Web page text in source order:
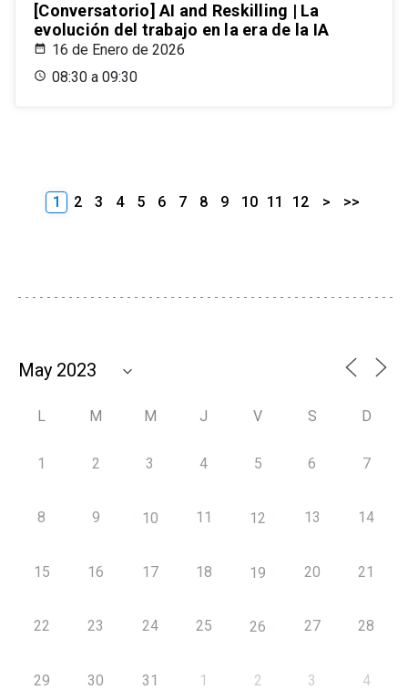
[Conversatorio] AI and Reskilling | La
evolución del trabajo en la era de la IA
16 de Enero de 2026
08:30 a 09:30
1 2 3 4 5 6 7 8 9 10 11 12 > >>
L M M J V S D
1 2 3 4 5 6 7
8 9 10 11 12 13 14
15 16 17 18 19 20 21
22 23 24 25 26 27 28
29 30 31 1 2 3 4